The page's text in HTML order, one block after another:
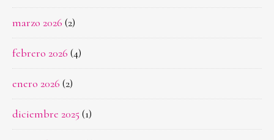
marzo 2026 (2)
febrero 2026 (4)
enero 2026 (2)
diciembre 2025 (1)